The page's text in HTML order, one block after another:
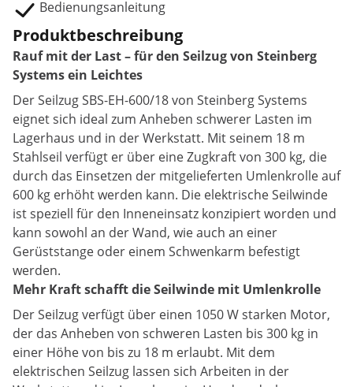
Bedienungsanleitung
Produktbeschreibung
Rauf mit der Last – für den Seilzug von Steinberg
Systems ein Leichtes
Der Seilzug SBS-EH-600/18 von Steinberg Systems
eignet sich ideal zum Anheben schwerer Lasten im
Lagerhaus und in der Werkstatt. Mit seinem 18 m
Stahlseil verfügt er über eine Zugkraft von 300 kg, die
durch das Einsetzen der mitgelieferten Umlenkrolle auf
600 kg erhöht werden kann. Die elektrische Seilwinde
ist speziell für den Inneneinsatz konzipiert worden und
kann sowohl an der Wand, wie auch an einer
Gerüststange oder einem Schwenkarm befestigt
werden.
Mehr Kraft schafft die Seilwinde mit Umlenkrolle
Der Seilzug verfügt über einen 1050 W starken Motor,
der das Anheben von schweren Lasten bis 300 kg in
einer Höhe von bis zu 18 m erlaubt. Mit dem
elektrischen Seilzug lassen sich Arbeiten in der